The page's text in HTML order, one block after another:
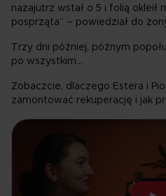
nazajutrz wstał o 5 i folią okleił
posprząta” – powiedział do
Trzy dni później, późnym
po wszystkim…
Zobaczcie, dlaczego Estera i
zamontować rekuperację i jak